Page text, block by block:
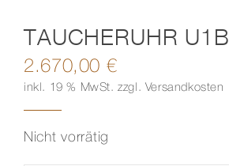
TAUCHERUHR U1B
2.670,00 €
inkl. 19 % MwSt. zzgl. Versandkosten
Nicht vorrätig